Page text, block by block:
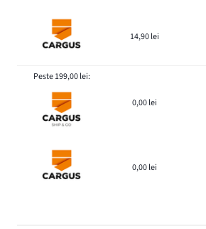
14,90 lei
Peste 199,00 lei:
0,00 lei
0,00 lei